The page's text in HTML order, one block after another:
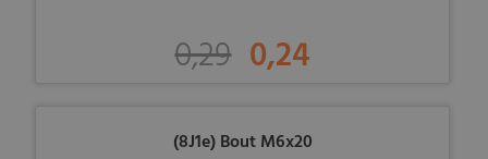
0,29 0,24
(8J1e) Bout M6x20